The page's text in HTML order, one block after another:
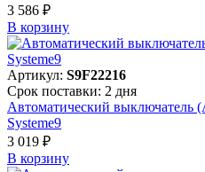
3 586 ₽
В корзинy
Артикул: S9F22216
Срок поставки: 2 дня
Автоматический выключатель
Systeme9
3 019 ₽
В корзинy